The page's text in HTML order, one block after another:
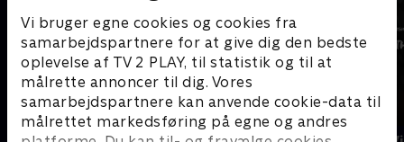
Vi bruger egne cookies og cookies fra
samarbejdspartnere for at give dig den bedste
oplevelse af TV 2 PLAY, til statistik og til at
målrette annoncer til dig. Vores
samarbejdspartnere kan anvende cookie-data til
målrettet markedsføring på egne og andres